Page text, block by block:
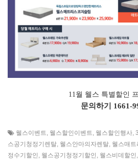
11월 웰스 특별할인
문의하기 1661-
웰스이벤트, 웰스할인이벤트, 웰스할인행사,
스공기청정기렌탈, 웰스안마의자렌탈, 웰스매
정수기할인 , 웰스공기청정기할인 , 웰스비데할인 ,